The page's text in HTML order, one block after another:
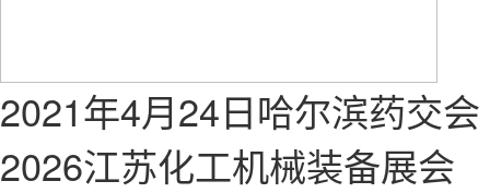
2021年4月24日哈尔滨药交会
2026江苏化工机械装备展会